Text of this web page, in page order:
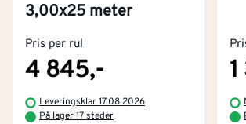
3,00x25 meter
Pris per rul
4 845,-
Leveringsklar 17.08.2026
På lager 17 steder
Kjøpsbetingelser
Kontakt oss
Tjenester
Montér Klubb
Om Montér
Byggevarehus og åpningstider
Prismatch